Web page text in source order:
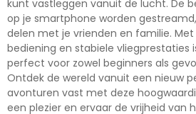
kunt vastleggen vanuit de lucht. De
op je smartphone worden
delen met je vrienden en familie. Met
bediening en stabiele vliegprestaties
perfect voor zowel beginners als
Ontdek de wereld vanuit een nieuw
avonturen vast met deze
een plezier en ervaar de vrijheid van